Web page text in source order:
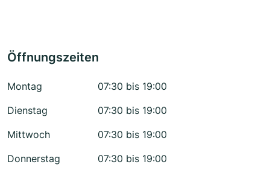
Öffnungszeiten
Montag
07:30 bis 19:00
Dienstag
07:30 bis 19:00
Mittwoch
07:30 bis 19:00
Donnerstag
07:30 bis 19:00